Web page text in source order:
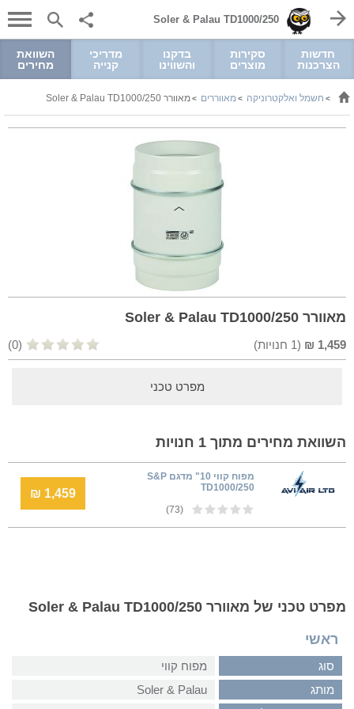
Soler & Palau TD1000/250
חדשות
הצרכנות
סקירות
מוצרים
בדקנו
והשווינו
מדריכי
קנייה
השוואת
מחירים
> חשמל ואלקטרוניקה >מאווררים >מאוורר Soler & Palau TD1000/250
מאוורר Soler & Palau TD1000/250
1,459
₪
(
1 חנויות) (0)
מפרט טכני
השוואת מחירים מתוך 1 חנויות
מפוח קווי 10" מדגם S&P
TD1000/250
(73)
1,459 ₪
מפרט טכני של מאוורר Soler & Palau TD1000/250
ראשי
סוג
מפוח קווי
מותג
Soler & Palau